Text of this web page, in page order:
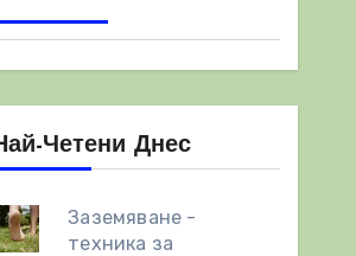
Четени Днес
Заземяване -
техника за